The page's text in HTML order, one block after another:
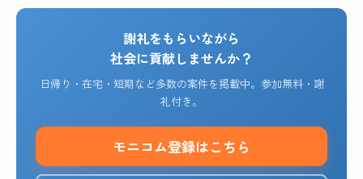
謝礼をもらいながら
社会に貢献しませんか？
日帰り・在宅・短期など多数の案件を掲載中。参加無料・謝
礼付き。
モニコム登録はこちら